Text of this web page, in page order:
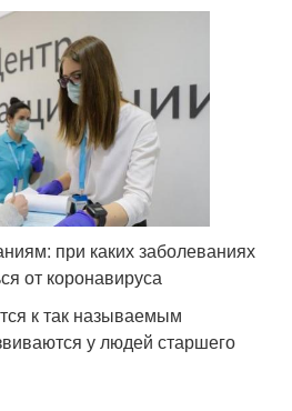
при каких заболеваниях
от коронавируса
к так называемым
у людей старшего